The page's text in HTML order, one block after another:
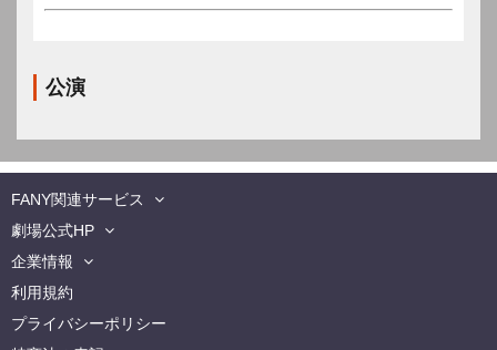
公演
FANY関連サービス
劇場公式HP
企業情報
利用規約
プライバシーポリシー